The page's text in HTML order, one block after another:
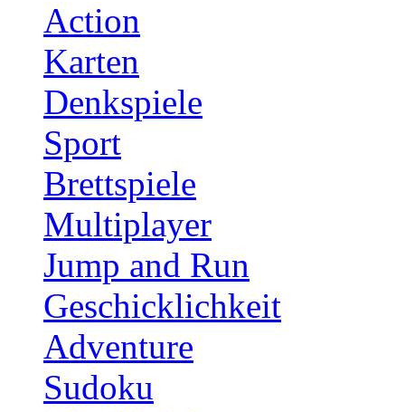
Action
Karten
Denkspiele
Sport
Brettspiele
Multiplayer
Jump and Run
Geschicklichkeit
Adventure
Sudoku